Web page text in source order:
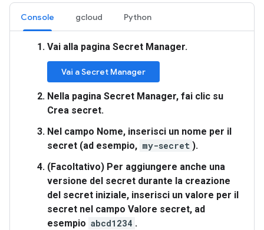
Console gcloud Python
Vai alla pagina Secret Manager.
Vai a Secret Manager
Nella pagina Secret Manager, fai clic su
Crea secret.
Nel campo Nome, inserisci un nome per il
secret (ad esempio, my-secret ).
(Facoltativo) Per aggiungere anche una
versione del secret durante la creazione
del secret iniziale, inserisci un valore per il
secret nel campo Valore secret, ad
esempio abcd1234 .